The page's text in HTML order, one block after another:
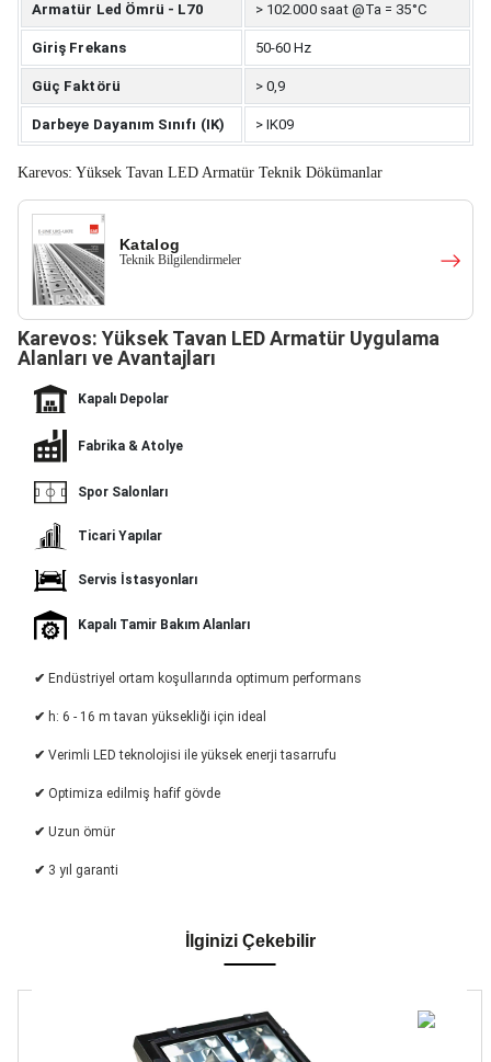
Armatür Led Ömrü - L70 > 102.000 saat @Ta = 35°C
Giriş Frekans 50-60 Hz
Güç Faktörü > 0,9
Darbeye Dayanım Sınıfı (IK) > IK09
Karevos: Yüksek Tavan LED Armatür Teknik Dökümanlar
Katalog
Teknik Bilgilendirmeler
Karevos: Yüksek Tavan LED Armatür Uygulama
Alanları ve Avantajları
Kapalı Depolar
Fabrika & Atolye
Spor Salonları
Ticari Yapılar
Servis İstasyonları
Kapalı Tamir Bakım Alanları
✔ Endüstriyel ortam koşullarında optimum performans
✔ h: 6 - 16 m tavan yüksekliği için ideal
✔ Verimli LED teknolojisi ile yüksek enerji tasarrufu
✔ Optimiza edilmiş hafif gövde
✔ Uzun ömür
✔ 3 yıl garanti
İlginizi Çekebilir